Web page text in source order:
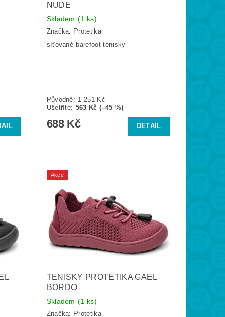
NUDE
Skladem(1 ks)
Značka: Protetika
síťované barefoot tenisky
Původně: 1 251 Kč
Ušetříte: 563 Kč (–45 %)
688 Kč DETAIL
Akce
TENISKY PROTETIKA GAEL
BORDO
Skladem(1 ks)
Značka: Protetika